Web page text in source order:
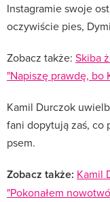
Instagramie swoje
oczywiście pies,
Zobacz także: Skiba
"Napiszę prawdę,
Kamil Durczok
fani dopytują zaś, co
psem.
Zobacz także: Kamil
"Pokonałem